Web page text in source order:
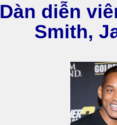
Dàn diễn
Smith,